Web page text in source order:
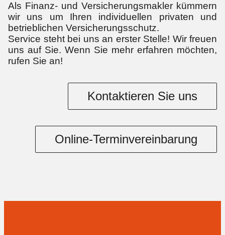
Als Finanz- und Versicherungsmakler kümmern
wir uns um Ihren individuellen privaten und
betrieblichen Versicherungsschutz.
Service steht bei uns an erster Stelle! Wir freuen
uns auf Sie. Wenn Sie mehr erfahren möchten,
rufen Sie an!
Kontaktieren Sie uns
Online-Terminvereinbarung